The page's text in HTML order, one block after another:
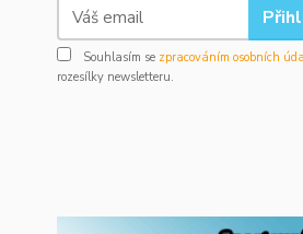
Souhlasím se zpracováním osobních
rozesílky newsletteru.